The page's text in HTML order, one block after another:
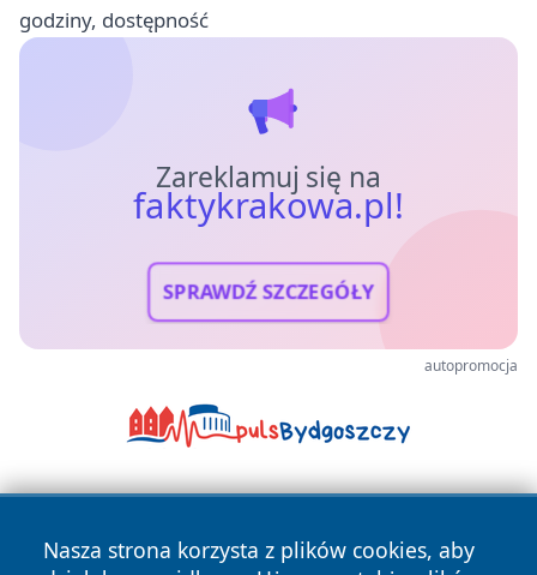
godziny, dostępność
Zareklamuj się na
faktykrakowa.pl!
SPRAWDŹ SZCZEGÓŁY
autopromocja
Nasza strona korzysta z plików cookies, aby